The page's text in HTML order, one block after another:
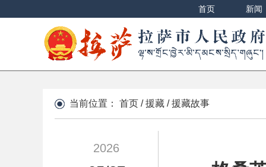
首页 新闻
当前位置： 首页 /援藏 /援藏故事
2026